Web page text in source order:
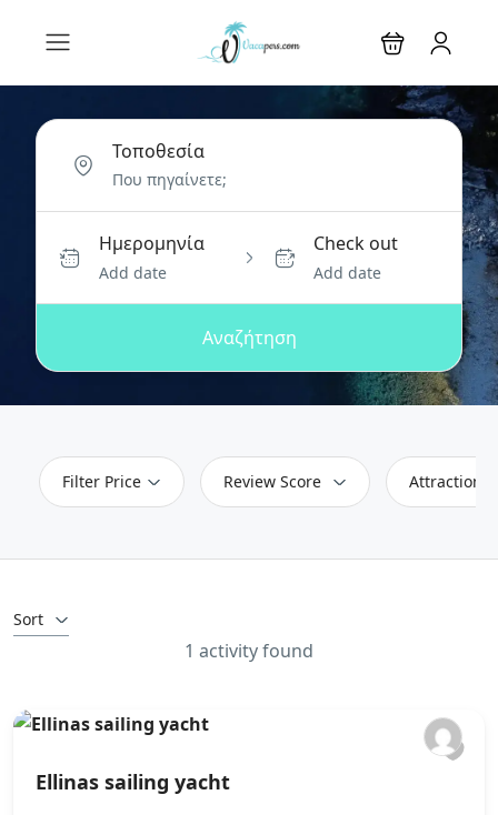
Τοποθεσία
Ημερομηνία
Add date
Check out
Add date
Αναζήτηση
Filter Price Review Score Attractions
Sort
1 activity found
Ellinas sailing yacht